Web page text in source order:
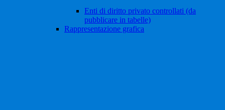
Enti di diritto privato controllati (da
pubblicare in tabelle)
Rappresentazione grafica